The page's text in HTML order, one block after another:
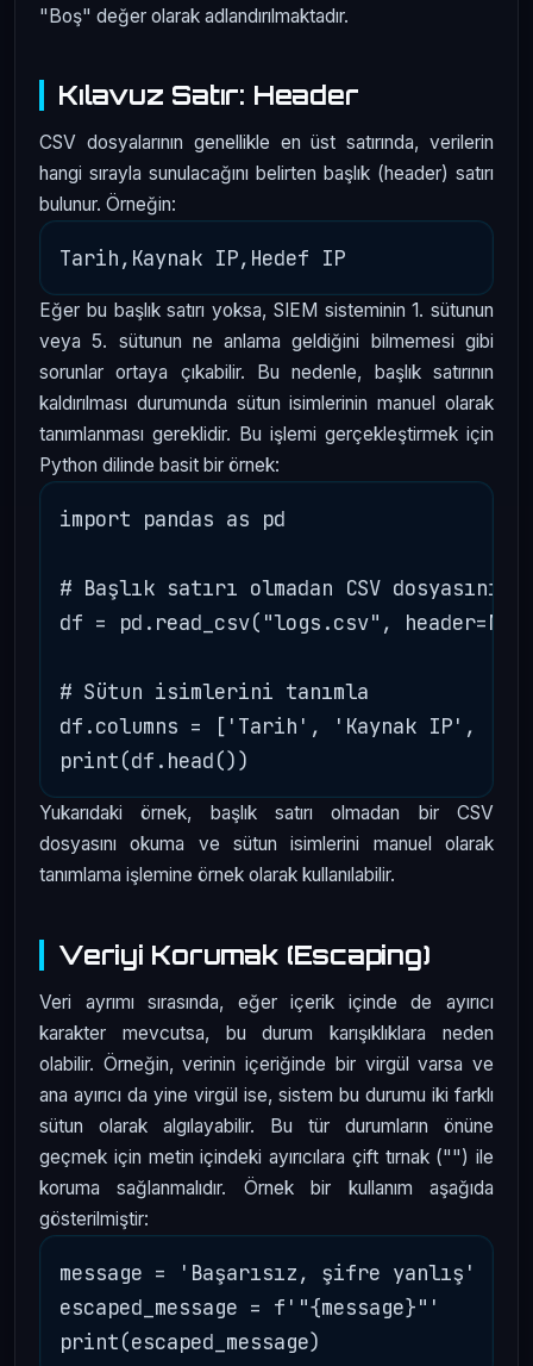
"Boş" değer olarak adlandırılmaktadır.
Kılavuz Satır: Header
CSV dosyalarının genellikle en üst satırında, verilerin
hangi sırayla sunulacağını belirten başlık (header) satırı
bulunur. Örneğin:
Eğer bu başlık satırı yoksa, SIEM sisteminin 1. sütunun
veya 5. sütunun ne anlama geldiğini bilmemesi gibi
sorunlar ortaya çıkabilir. Bu nedenle, başlık satırının
kaldırılması durumunda sütun isimlerinin manuel olarak
tanımlanması gereklidir. Bu işlemi gerçekleştirmek için
Python dilinde basit bir örnek:
import pandas as pd
# Başlık satırı olmadan CSV dosyasını
df = pd.read_csv("logs.csv",
# Sütun isimlerini tanımla
df.columns = ['Tarih', 'Kaynak IP',
Yukarıdaki örnek, başlık satırı olmadan bir CSV
dosyasını okuma ve sütun isimlerini manuel olarak
tanımlama işlemine örnek olarak kullanılabilir.
Veriyi Korumak (Escaping)
Veri ayrımı sırasında, eğer içerik içinde de ayırıcı
karakter mevcutsa, bu durum karışıklıklara neden
olabilir. Örneğin, verinin içeriğinde bir virgül varsa ve
ana ayırıcı da yine virgül ise, sistem bu durumu iki farklı
sütun olarak algılayabilir. Bu tür durumların önüne
geçmek için metin içindeki ayırıcılara çift tırnak ("") ile
koruma sağlanmalıdır. Örnek bir kullanım aşağıda
gösterilmiştir:
message = 'Başarısız, şifre yanlış'
escaped_message = f'"{message}"'